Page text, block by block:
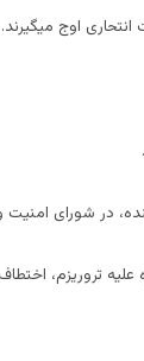
اوج میگیرند.
در شورای
تروریزم،